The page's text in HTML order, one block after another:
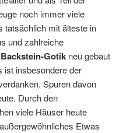
noch immer viele
tatsächlich mit älteste in
und zahlreiche
Backstein-Gotik neu gebaut
ist insbesondere der
Spuren davon
Durch den
viele Häuser heute
Etwas